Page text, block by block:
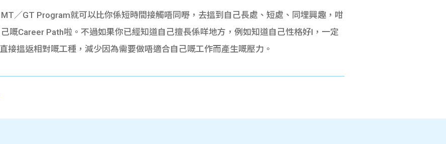
／GT Program就可以比你係短時間接觸唔同嘢，去搵到自己長處、短處、同埋興趣，咁
嘅Career Path啦。不過如果你已經知道自己擅長係咩地方，例如知道自己性格好I，一定
接搵返相對嘅工種，減少因為需要做唔適合自己嘅工作而產生嘅壓力。